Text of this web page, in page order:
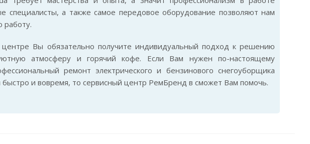
специалисты, а также самое передовое оборудование позволяют нам
работу.
Вы обязательно получите индивидуальный подход к решению
атмосферу и горячий кофе. Если Вам нужен по-настоящему
ремонт электрического и бензинового снегоуборщика
и вовремя, то сервисный центр РемБренд в сможет Вам помочь.